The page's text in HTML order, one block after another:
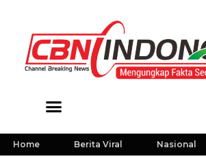
Home Berita Viral Nasional